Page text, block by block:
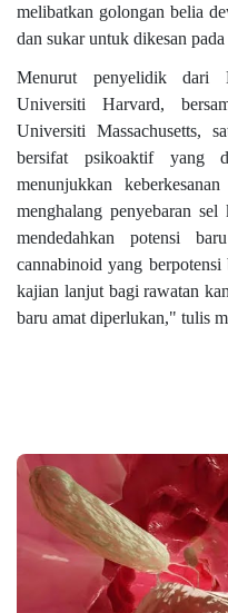
melibatkan golongan belia
dan sukar untuk dikesan
Menurut penyelidik dari
Universiti Harvard,
Universiti Massachusetts,
bersifat psikoaktif yang
menunjukkan
menghalang penyebaran
mendedahkan potensi
cannabinoid yang
kajian lanjut bagi rawatan
baru amat diperlukan," tulis